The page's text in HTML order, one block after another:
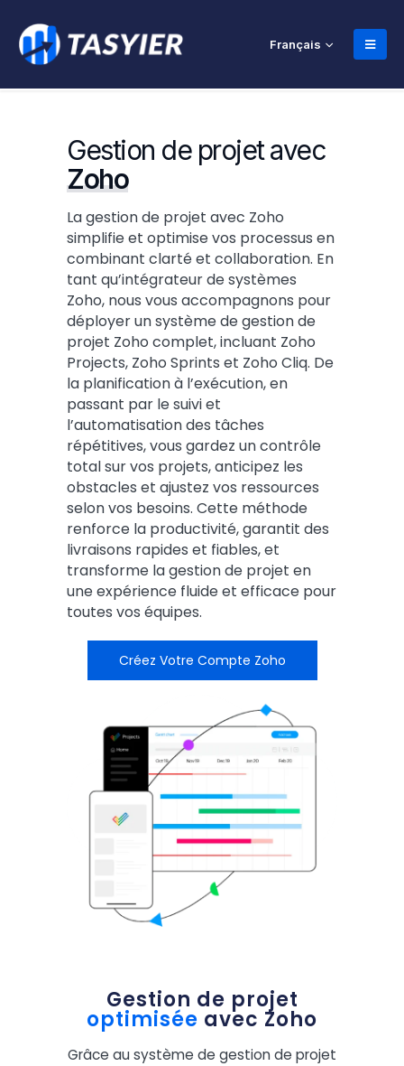
Français
Gestion de projet avec
Zoho
La gestion de projet avec Zoho
simplifie et optimise vos processus en
combinant clarté et collaboration. En
tant qu’intégrateur de systèmes
Zoho, nous vous accompagnons pour
déployer un système de gestion de
projet Zoho complet, incluant Zoho
Projects, Zoho Sprints et Zoho Cliq. De
la planification à l’exécution, en
passant par le suivi et
l’automatisation des tâches
répétitives, vous gardez un contrôle
total sur vos projets, anticipez les
obstacles et ajustez vos ressources
selon vos besoins. Cette méthode
renforce la productivité, garantit des
livraisons rapides et fiables, et
transforme la gestion de projet en
une expérience fluide et efficace pour
toutes vos équipes.
Créez Votre Compte Zoho
Gestion de projet
optimisée avec Zoho
Grâce au système de gestion de projet